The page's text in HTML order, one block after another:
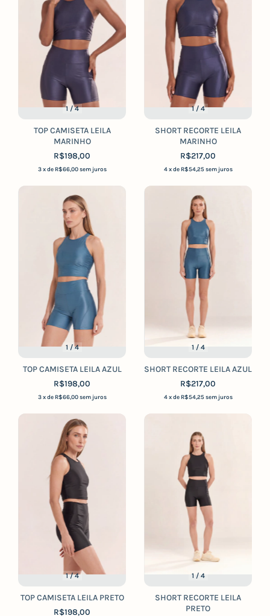
1 /4
TOP CAMISETA LEILA
MARINHO
R$198,00
3 x de R$66,00 sem juros
1/ 4
SHORT RECORTE LEILA
MARINHO
R$217,00
4 x de R$54,25 sem juros
1 /4
TOP CAMISETA LEILA AZUL
R$198,00
3 x de R$66,00 sem juros
1 / 4
SHORT RECORTE LEILA AZUL
R$217,00
4 x de R$54,25 sem juros
1/4
TOP CAMISETA LEILA PRETO
R$198,00
1 / 4
SHORT RECORTE LEILA
PRETO